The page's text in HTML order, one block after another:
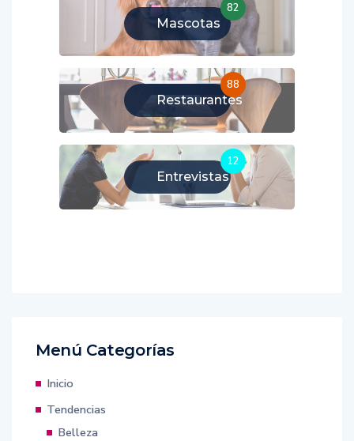
Mascotas
82
Restaurantes
88
Entrevistas
12
Menú Categorías
Inicio
Tendencias
Belleza